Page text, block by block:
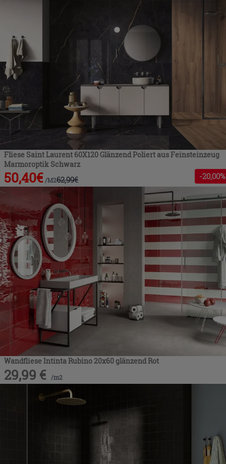
Fliese Saint Laurent 60X120 Glänzend Poliert aus Feinsteinzeug
Marmoroptik Schwarz
50,40€ /M262,99€ -20,00%
Wandfliese Intinta Rubino 20x60 glänzend Rot
29,99 € /m2